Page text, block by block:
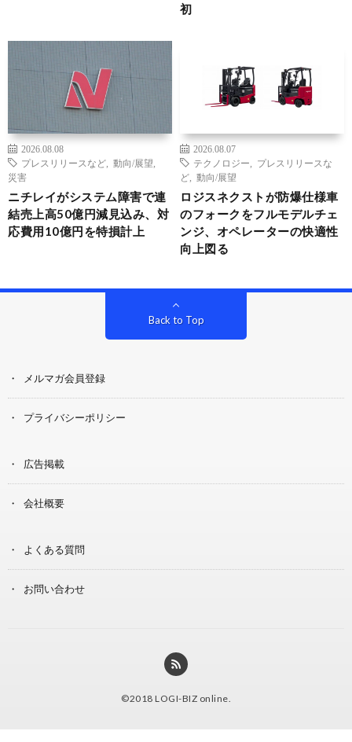
初
2026.08.08
プレスリリースなど
動向/展望
災害
ニチレイがシステム障害で連
結売上高50億円減見込み、対
応費用10億円を特損計上
2026.08.07
テクノロジー
プレスリリースな
ど
動向/展望
ロジスネクストが防爆仕様車
のフォークをフルモデルチェ
ンジ、オペレーターの快適性
向上図る
Back to Top
メルマガ会員登録
プライバシーポリシー
広告掲載
会社概要
よくある質問
お問い合わせ
©2018 LOGI-BIZ online